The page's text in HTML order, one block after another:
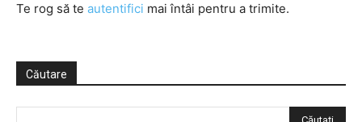
Te rog să te autentifici mai întâi pentru a trimite.
Căutare